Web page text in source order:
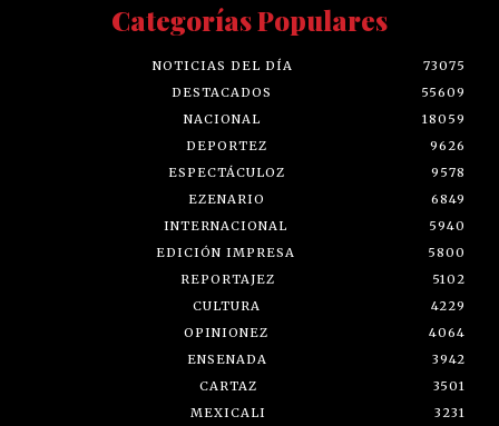
Categorías Populares
NOTICIAS DEL DÍA
73075
DESTACADOS
55609
NACIONAL
18059
DEPORTEZ
9626
ESPECTÁCULOZ
9578
EZENARIO
6849
INTERNACIONAL
5940
EDICIÓN IMPRESA
5800
REPORTAJEZ
5102
CULTURA
4229
OPINIONEZ
4064
ENSENADA
3942
CARTAZ
3501
MEXICALI
3231